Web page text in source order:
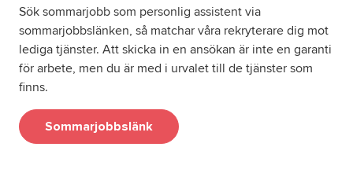
FAQ
Tillgänglighetsredogörelse
GDPR
Sök sommarjobb som personlig assistent via
sommarjobbslänken, så matchar våra rekryterare dig mot
lediga tjänster. Att skicka in en ansökan är inte en garanti
för arbete, men du är med i urvalet till de tjänster som
finns.
Sommarjobbslänk